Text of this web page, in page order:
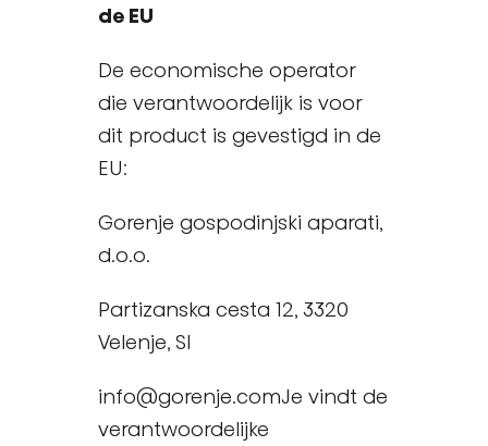
de EU
De economische operator
die verantwoordelijk is voor
dit product is gevestigd in de
EU:
Gorenje gospodinjski aparati,
d.o.o.
Partizanska cesta 12, 3320
Velenje, SI
info@gorenje.comJe vindt de
verantwoordelijke